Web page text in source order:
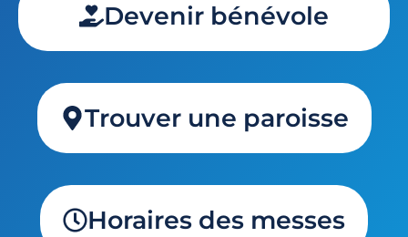
Devenir bénévole
Trouver une paroisse
Horaires des messes